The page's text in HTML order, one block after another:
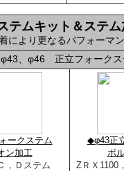
テムキット＆ステ
により更なるパフォーマ
φ43、φ46 正立フォークス
ークステム
ン加工
，Ｄステム
◆φ43正
ボ
ZＲＸ1100